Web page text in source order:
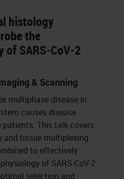
histology
the
of SARS-CoV-2
& Scanning
multiphase disease in
causes disease
patients. This talk covers
and tissue multiplexing
to effectively
of SARS-CoV-2
selection and